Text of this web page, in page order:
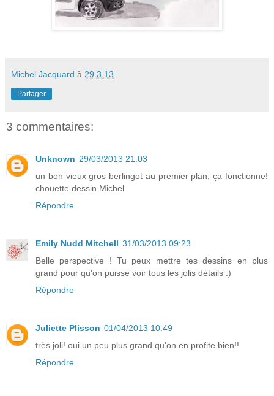
Michel Jacquard à 29.3.13
Partager
3 commentaires:
Unknown 29/03/2013 21:03
un bon vieux gros berlingot au premier plan, ça fonctionne!
chouette dessin Michel
Répondre
Emily Nudd Mitchell 31/03/2013 09:23
Belle perspective ! Tu peux mettre tes dessins en plus
grand pour qu'on puisse voir tous les jolis détails :)
Répondre
Juliette Plisson 01/04/2013 10:49
très joli! oui un peu plus grand qu'on en profite bien!!
Répondre